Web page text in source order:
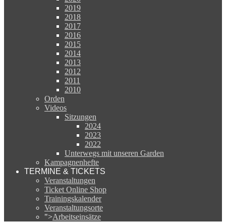
2019
2018
2017
2016
2015
2014
2013
2012
2011
2010
Orden
Videos
Sitzungen
2024
2023
2022
Unterwegs mit unseren Garden
Kampagnenhefte
TERMINE & TICKETS
Veranstaltungen
Ticket Online Shop
Trainingskalender
Veranstaltungsorte
">Arbeitseinsätze